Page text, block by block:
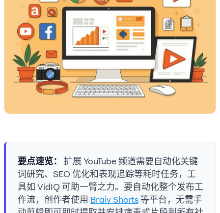
要点速览：
扩展 YouTube 频道需要自动化关键
词研究、SEO 优化和表现追踪等耗时任务，工
具如 VidIQ 可助一臂之力。要自动化整个发布工
作流，创作者使用 Braiv Shorts等平台，无需手